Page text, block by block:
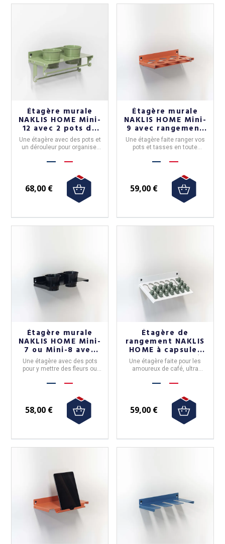
Étagère murale
NAKLIS HOME Mini-
12 avec 2 pots de
fleur et dérouleurs
- 5 coloris
Une étagère avec des pots et
un dérouleur pour organiser
vous qui décidez! Disponible
68,00 €
Étagère murale
NAKLIS HOME Mini-
9 avec rangement
pour pots et tasses
- 5 coloris
Une étagère faite ranger vos
pots et tasses en toute
couleurs.
59,00 €
Étagère murale
NAKLIS HOME Mini-
7 ou Mini-8 avec
pots de fleur - 2
modèles 5 coloris
Une étagère avec des pots
pour y mettre des fleurs ou
décidez! Disponible en 5
58,00 €
Étagère de
rangement NAKLIS
HOME à capsules
de café - 5 coloris
Une étagère faite pour les
amoureux de café, ultra
une dosette à disposition.
59,00 €